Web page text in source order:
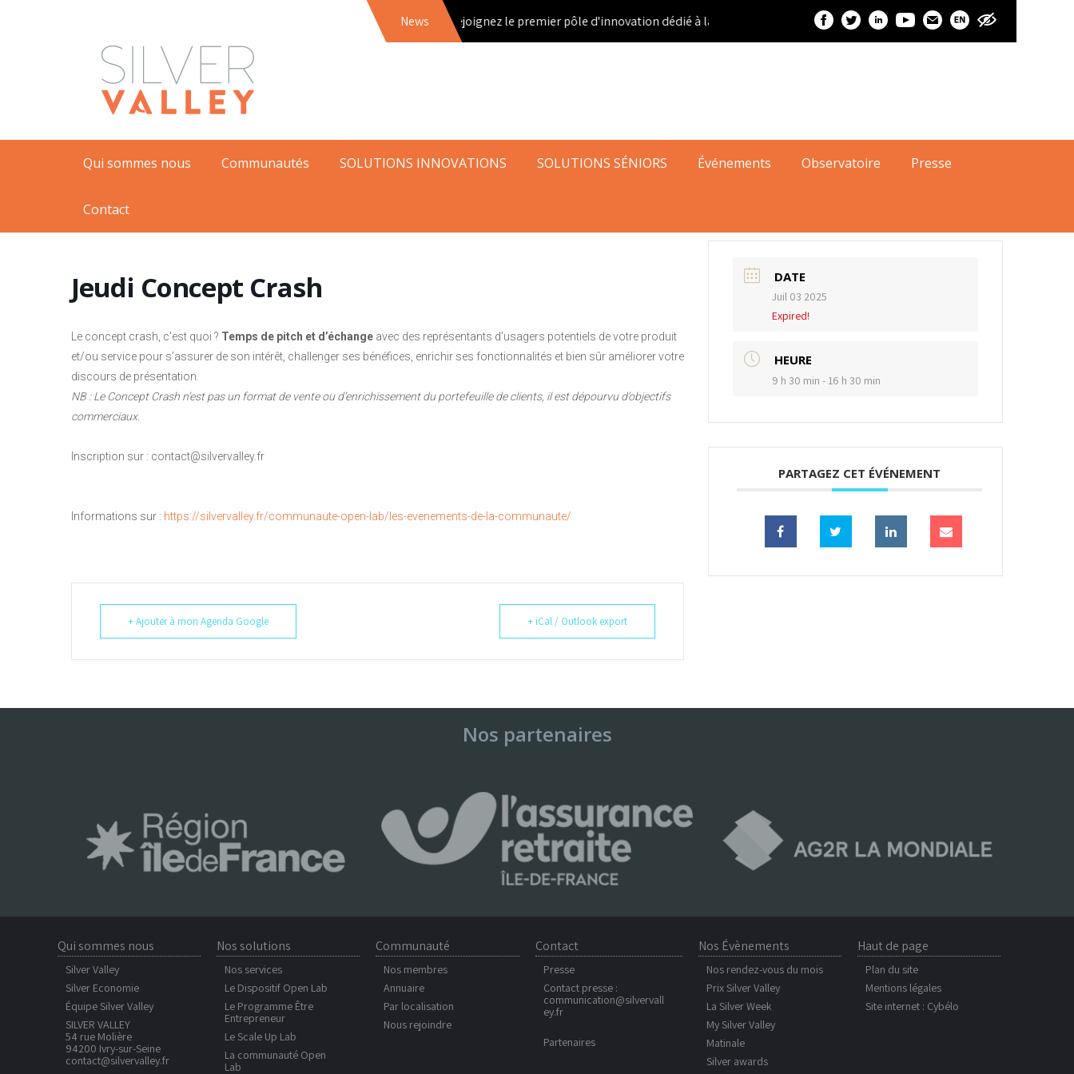
News Rejoignez le premier pôle d'innovation dédié à la transition démographique. On se retrouveici pour l'adhésion !
Qui sommes nous Communautés SOLUTIONS INNOVATIONS SOLUTIONS SÉNIORS Événements Observatoire Presse
Contact
Jeudi Concept Crash
Le concept crash, c’est quoi ? Temps de pitch et d’échange avec des représentants d’usagers potentiels de votre produit
et/ou service pour s’assurer de son intérêt, challenger ses bénéfices, enrichir ses fonctionnalités et bien sûr améliorer votre
discours de présentation.
NB : Le Concept Crash n’est pas un format de vente ou d’enrichissement du portefeuille de clients, il est dépourvu d’objectifs
commerciaux.
Inscription sur : contact@silvervalley.fr
Informations sur : https://silvervalley.fr/communaute-open-lab/les-evenements-de-la-communaute/
+ Ajouter à mon Agenda Google + iCal / Outlook export
DATE
Juil 03 2025
Expired!
HEURE
9 h 30 min - 16 h 30 min
PARTAGEZ CET ÉVÉNEMENT
Nos partenaires
Qui sommes nous
Silver Valley
Silver Economie
Équipe Silver Valley
SILVER VALLEY
54 rue Molière
94200 Ivry-sur-Seine
contact@silvervalley.fr
Nos solutions
Nos services
Le Dispositif Open Lab
Le Programme Être
Entrepreneur
Le Scale Up Lab
La communauté Open
Lab
Communauté
Nos membres
Annuaire
Par localisation
Nous rejoindre
Contact
Presse
Contact presse :
communication@silvervall
ey.fr
Partenaires
Nos Évènements
Nos rendez-vous du mois
Prix Silver Valley
La Silver Week
My Silver Valley
Matinale
Silver awards
Haut de page
Plan du site
Mentions légales
Site internet : Cybélo